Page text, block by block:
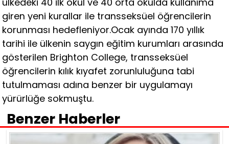
giren yeni kurallar ile transseksüel öğrencilerin
korunması hedefleniyor.Ocak ayında 170 yıllık
tarihi ile ülkenin saygın eğitim kurumları arasında
gösterilen Brighton College, transseksüel
öğrencilerin kılık kıyafet zorunluluğuna tabi
tutulmaması adına benzer bir uygulamayı
yürürlüğe sokmuştu.
Benzer Haberler